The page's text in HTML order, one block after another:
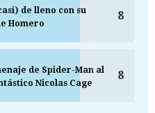
de lleno con su
Homero
8
de Spider-Man al
Nicolas Cage
8